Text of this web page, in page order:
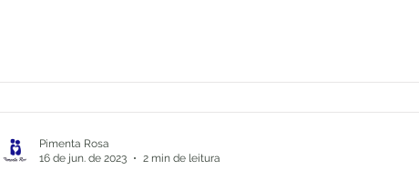
Pimenta Rosa
16 de jun. de 2023
2 min de leitura